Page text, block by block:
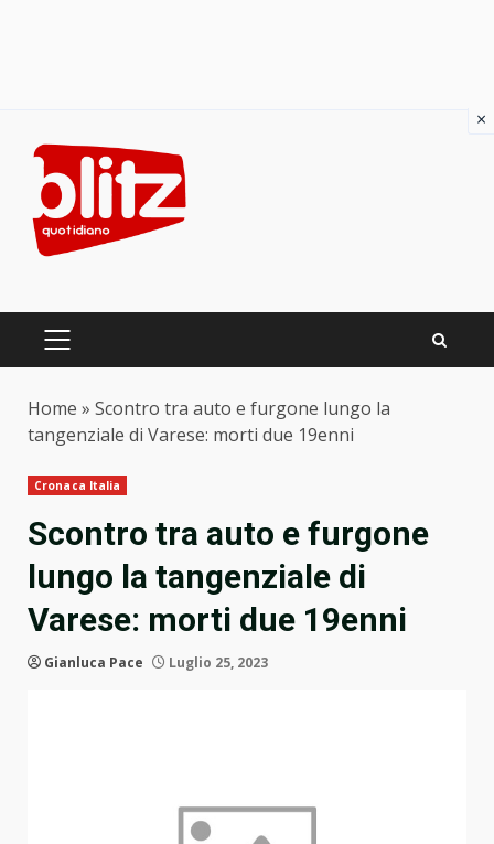
content
PRIMARY
Home » Scontro tra auto e furgone lungo la
tangenziale di Varese: morti due 19enni
Cronaca Italia
Scontro tra auto e furgone
lungo la tangenziale di
Varese: morti due 19enni
Gianluca Pace Luglio 25, 2023
×